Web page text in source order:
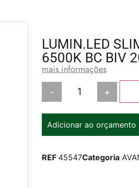
LUMIN.LED
6500K BC BIV
mais informações
- +
Adicionar ao orçamento
REF 45547Categoria